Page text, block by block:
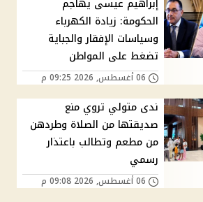
إبراهيم عيسى يهاجم
الحكومة: زيادة الكهرباء
وسياسات الإفقار والجباية
تضغط على المواطن
06 أغسطس, 2026 09:25 م
ندى متولي تروي منع
صديقتها من الصلاة وطردهن
من مطعم وتطالب باعتذار
رسمي
06 أغسطس, 2026 09:08 م